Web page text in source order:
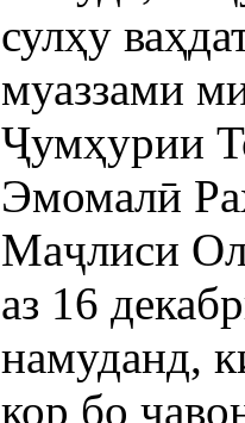
сулҳу
муаззами
Ҷумҳурии
Эмомалӣ
Маҷлиси
аз 16
намуданд,
кор бо